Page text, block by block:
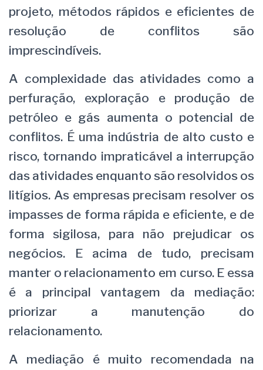
projeto, métodos rápidos e eficientes de
resolução de conflitos são
imprescindíveis.
A complexidade das atividades como a
perfuração, exploração e produção de
petróleo e gás aumenta o potencial de
conflitos. É uma indústria de alto custo e
risco, tornando impraticável a interrupção
das atividades enquanto são resolvidos os
litígios. As empresas precisam resolver os
impasses de forma rápida e eficiente, e de
forma sigilosa, para não prejudicar os
negócios. E acima de tudo, precisam
manter o relacionamento em curso. E essa
é a principal vantagem da mediação:
priorizar a manutenção do
relacionamento.
A mediação é muito recomendada na